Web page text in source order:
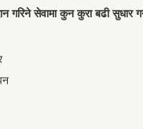
गरिने सेवामा कुन कुरा बढी सुधार